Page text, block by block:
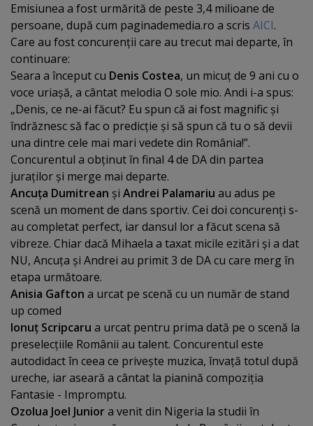
Emisiunea a fost urmărită de peste 3,4 milioane de
persoane, după cum paginademedia.ro a scris AICI.
Care au fost concurenţii care au trecut mai departe, în
continuare:
Seara a început cu Denis Costea, un micuţ de 9 ani cu o
voce uriaşă, a cântat melodia O sole mio. Andi i-a spus:
„Denis, ce ne-ai făcut? Eu spun că ai fost magnific şi
îndrăznesc să fac o predicţie şi să spun că tu o să devii
una dintre cele mai mari vedete din România!”.
Concurentul a obţinut în final 4 de DA din partea
juraţilor şi merge mai departe.
Ancuţa Dumitrean şi Andrei Palamariu au adus pe
scenă un moment de dans sportiv. Cei doi concurenţi s-
au completat perfect, iar dansul lor a făcut scena să
vibreze. Chiar dacă Mihaela a taxat micile ezitări şi a dat
NU, Ancuţa şi Andrei au primit 3 de DA cu care merg în
etapa următoare.
Anisia Gafton a urcat pe scenă cu un număr de stand
up comed
Ionuţ Scripcaru a urcat pentru prima dată pe o scenă la
preselecţiile Românii au talent. Concurentul este
autodidact în ceea ce priveşte muzica, învaţă totul după
ureche, iar aseară a cântat la pianină compoziţia
Fantasie - Impromptu.
Ozolua Joel Juniora venit din Nigeria la studii în